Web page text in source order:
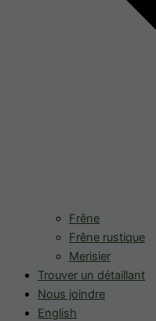
Frêne
Frêne rustique
Merisier
Trouver un détaillant
Nous joindre
English